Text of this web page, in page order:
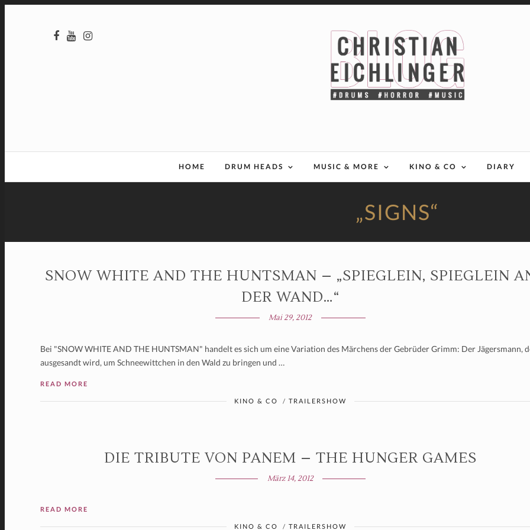
HOME DRUM HEADS MUSIC & MORE KINO & CO DIARY
„SIGNS“
SNOW WHITE AND THE HUNTSMAN – „SPIEGLEIN, SPIEGLEIN
DER WAND…“
Mai 29, 2012
Bei "SNOW WHITE AND THE HUNTSMAN" handelt es sich um eine Variation des Märchens der Gebrüder Grimm: Der Jägersmann,
ausgesandt wird, um Schneewittchen in den Wald zu bringen und …
READ MORE
KINO & CO / TRAILERSHOW
DIE TRIBUTE VON PANEM – THE HUNGER GAMES
März 14, 2012
READ MORE
KINO & CO / TRAILERSHOW